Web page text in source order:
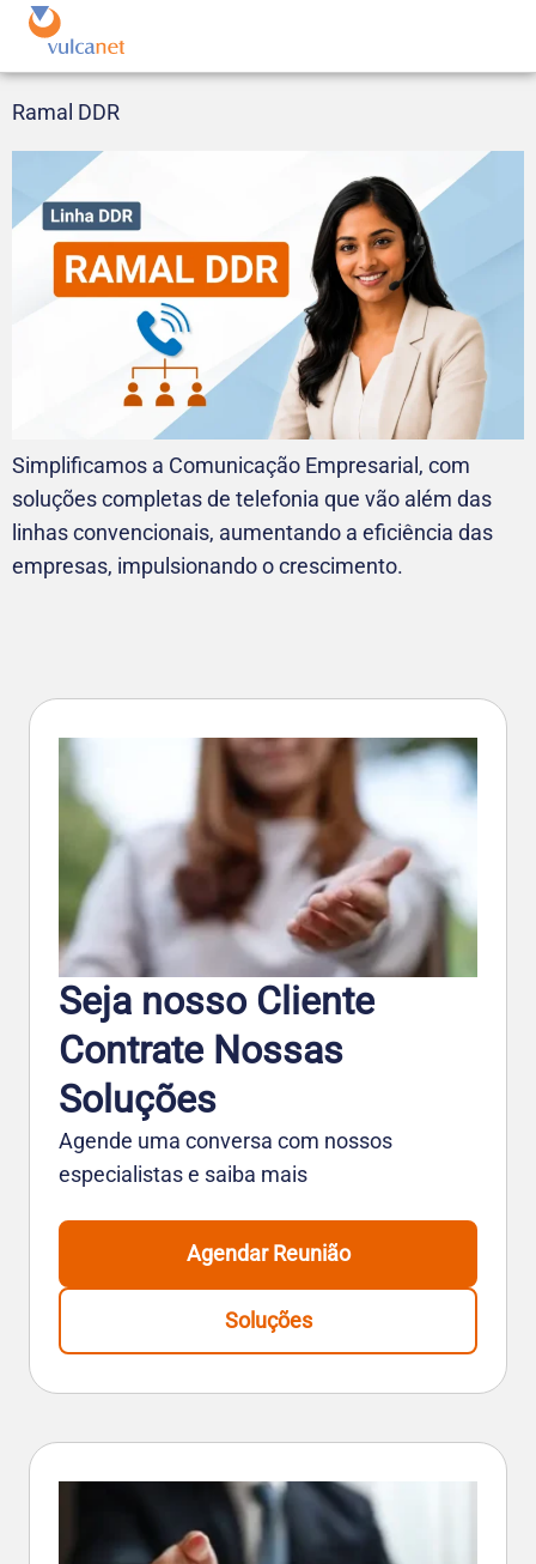
Ramal DDR
Simplificamos a Comunicação Empresarial, com
soluções completas de telefonia que vão além das
linhas convencionais, aumentando a eficiência das
empresas, impulsionando o crescimento.
Seja nosso Cliente
Contrate Nossas
Soluções
Agende uma conversa com nossos
especialistas e saiba mais
Agendar Reunião
Soluções